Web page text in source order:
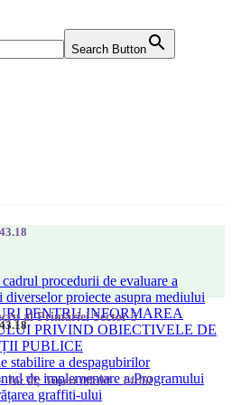
Search Button
procedurii de evaluare a
diverselor proiecte asupra mediului
PENTRU INFORMAREA
PRIVIND OBIECTIVELE DE
PUBLICE
stabilire a despagubirilor
de implementare a Programului
graffiti-ului
al Primăriei Sector 5
16:30; Vineri 08:00 - 14:00